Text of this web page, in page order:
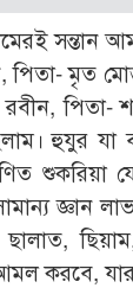
পরকাল
নীতি-
তারবিয়াত
আরও
পিতা- মৃত
পিতা-
হুযুর যা
শুকরিয়া
জ্ঞান
করবে,